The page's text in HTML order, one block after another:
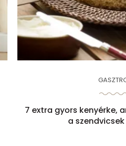
7 extra gyors kenyérke,
a